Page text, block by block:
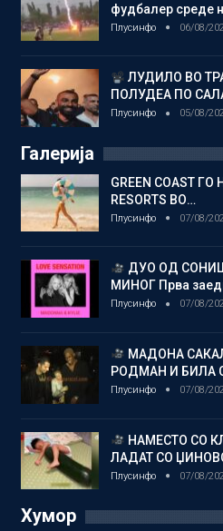
фудбалер среде
Плусинфо 06/08/
ЛУДИЛО ВО
ПОЛУДЕА ПО
Плусинфо 05/08/
Галерија
GREEN COAST ГО
RESORTS ВО…
Плусинфо 07/08/
ДУО ОД
МИНОГ Прва
Плусинфо 07/08/
МАДОНА
РОДМАН И БИЛА
Плусинфо 07/08/
НАМЕСТО СО
ЛАДАТ СО
Плусинфо 07/08/
Хумор